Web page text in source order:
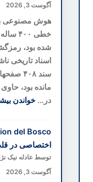
آگوست 3, 2026
هوش مصنوعی
خطی
شده بود،
اسناد تاریخی
سند
مانده بود،
در… خواندن
مصنوعی
۴۰۰
اختصاصی در
توسط عادله نیک
آگوست 3, 2026